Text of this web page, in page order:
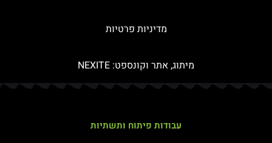
מדיניות פרטיות
מיתוג, אתר וקונספט: NEXITE
עבודות פיתוח ותשתיות